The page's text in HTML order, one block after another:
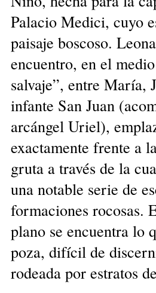
Palacio Medici, cuyo
paisaje boscoso.
encuentro, en el
salvaje”, entre María,
infante San Juan
arcángel Uriel),
exactamente frente a
gruta a través de la
una notable serie de
formaciones rocosas.
plano se encuentra lo
poza, difícil de
rodeada por estratos